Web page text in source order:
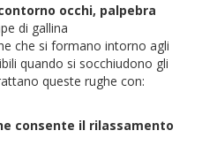
occhi, palpebra
di gallina
che si formano intorno agli
quando si socchiudono gli
queste rughe con:
consente il rilassamento